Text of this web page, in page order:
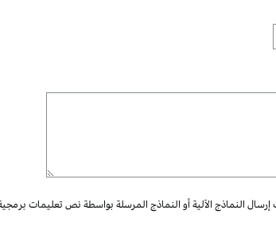
النماذج الآلية أو النماذج المرسلة بواسطة نص تعليمات